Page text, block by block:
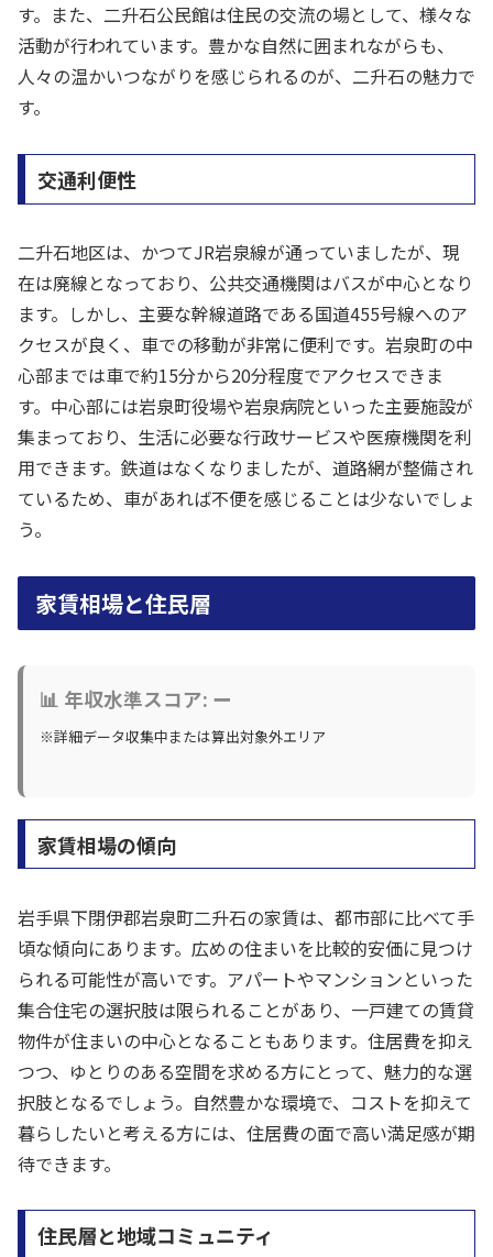
す。また、二升石公民館は住民の交流の場として、様々な
活動が行われています。豊かな自然に囲まれながらも、
人々の温かいつながりを感じられるのが、二升石の魅力で
す。
交通利便性
二升石地区は、かつてJR岩泉線が通っていましたが、現
在は廃線となっており、公共交通機関はバスが中心となり
ます。しかし、主要な幹線道路である国道455号線へのア
クセスが良く、車での移動が非常に便利です。岩泉町の中
心部までは車で約15分から20分程度でアクセスできま
す。中心部には岩泉町役場や岩泉病院といった主要施設が
集まっており、生活に必要な行政サービスや医療機関を利
用できます。鉄道はなくなりましたが、道路網が整備され
ているため、車があれば不便を感じることは少ないでしょ
う。
家賃相場と住民層
📊 年収水準スコア: ー
※詳細データ収集中または算出対象外エリア
家賃相場の傾向
岩手県下閉伊郡岩泉町二升石の家賃は、都市部に比べて手
頃な傾向にあります。広めの住まいを比較的安価に見つけ
られる可能性が高いです。アパートやマンションといった
集合住宅の選択肢は限られることがあり、一戸建ての賃貸
物件が住まいの中心となることもあります。住居費を抑え
つつ、ゆとりのある空間を求める方にとって、魅力的な選
択肢となるでしょう。自然豊かな環境で、コストを抑えて
暮らしたいと考える方には、住居費の面で高い満足感が期
待できます。
住民層と地域コミュニティ